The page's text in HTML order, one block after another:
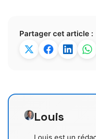
Partager cet article :
Louis